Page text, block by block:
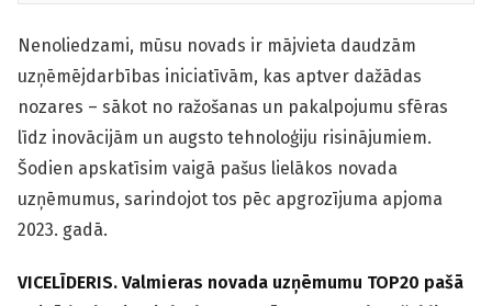
Nenoliedzami, mūsu novads ir mājvieta daudzām
uzņēmējdarbības iniciatīvām, kas aptver dažādas
nozares – sākot no ražošanas un pakalpojumu sfēras
līdz inovācijām un augsto tehnoloģiju risinājumiem.
Šodien apskatīsim vaigā pašus lielākos novada
uzņēmumus, sarindojot tos pēc apgrozījuma apjoma
2023. gadā.
VICELĪDERIS. Valmieras novada uzņēmumu TOP20 pašā